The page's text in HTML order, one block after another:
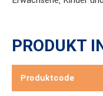
PRODUKT
Produktcode